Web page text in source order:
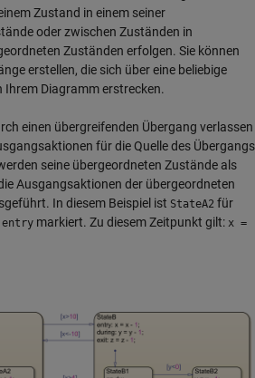
Zustand in einem seiner
oder zwischen Zuständen in
Zuständen erfolgen. Sie können
erstellen, die sich über eine beliebige
Ihrem Diagramm erstrecken.
einen übergreifenden Übergang verlassen
für die Quelle des Übergangs
seine übergeordneten Zustände als
Ausgangsaktionen der übergeordneten
In diesem Beispiel ist StateA2 für
entry markiert. Zu diesem Zeitpunkt gilt: x =